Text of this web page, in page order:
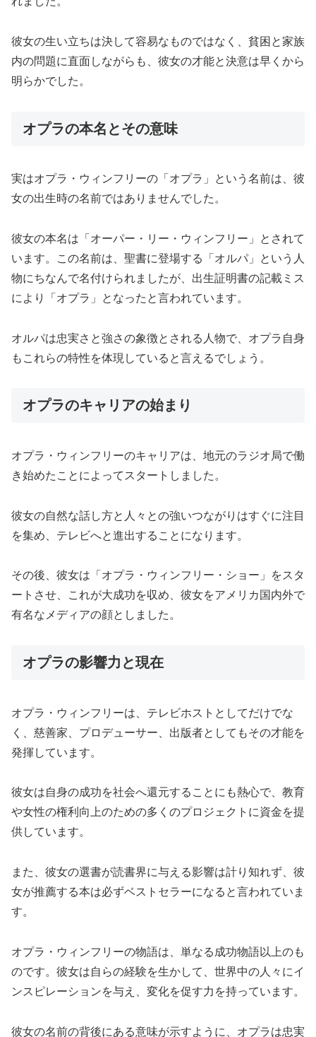
彼女の生い立ちは決して容易なものではなく、貧困と家族
内の問題に直面しながらも、彼女の才能と決意は早くから
明らかでした。
オプラの本名とその意味
実はオプラ・ウィンフリーの「オプラ」という名前は、彼
女の出生時の名前ではありませんでした。
彼女の本名は「オーパー・リー・ウィンフリー」とされて
います。この名前は、聖書に登場する「オルパ」という人
物にちなんで名付けられましたが、出生証明書の記載ミス
により「オプラ」となったと言われています。
オルパは忠実さと強さの象徴とされる人物で、オプラ自身
もこれらの特性を体現していると言えるでしょう。
オプラのキャリアの始まり
オプラ・ウィンフリーのキャリアは、地元のラジオ局で働
き始めたことによってスタートしました。
彼女の自然な話し方と人々との強いつながりはすぐに注目
を集め、テレビへと進出することになります。
その後、彼女は「オプラ・ウィンフリー・ショー」をスタ
ートさせ、これが大成功を収め、彼女をアメリカ国内外で
有名なメディアの顔としました。
オプラの影響力と現在
オプラ・ウィンフリーは、テレビホストとしてだけでな
く、慈善家、プロデューサー、出版者としてもその才能を
発揮しています。
彼女は自身の成功を社会へ還元することにも熱心で、教育
や女性の権利向上のための多くのプロジェクトに資金を提
供しています。
また、彼女の選書が読書界に与える影響は計り知れず、彼
女が推薦する本は必ずベストセラーになると言われていま
す。
オプラ・ウィンフリーの物語は、単なる成功物語以上のも
のです。彼女は自らの経験を生かして、世界中の人々にイ
ンスピレーションを与え、変化を促す力を持っています。
彼女の名前の背後にある意味が示すように、オプラは忠実